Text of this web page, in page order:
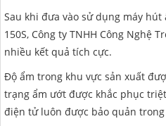
Sau khi đưa vào sử dụng máy
150S, Công ty TNHH Công Nghệ
nhiều kết quả tích cực.
Độ ẩm trong khu vực sản xuất
trạng ẩm ướt được khắc phục
điện tử luôn được bảo quản